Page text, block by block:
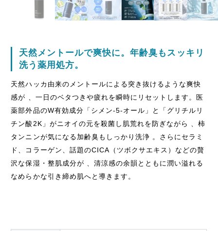
天然メントールで爽快に。年齢臭もスッキリ
洗う薬用処方。
天然ハッカ由来のメントールによる突き抜けるような爽快
感が 、一日のベタつきや疲れを瞬時にリセットします。医
薬部外品のW有効成分「シメン-5-オール」と「グリチルリ
チン酸2K」がニオイの元を殺菌し肌荒れを防ぎながら 、柿
タンニンが気になる加齢臭もしっかり洗浄 。さらにセラミ
ド、コラーゲン、話題のCICA（ツボクサエキス）などの贅
沢な保湿・整肌成分が 、清涼感の余韻とともに潤い溢れる
なめらかな引き締め肌へと導きます。